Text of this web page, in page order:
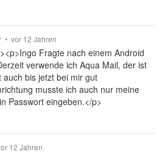
• vor 12 Jahren
Fragte nach einem Android
verwende ich Aqua Mail, der ist
bis jetzt bei mir gut
musste ich auch nur meine
Passwort eingeben.</p>
12 Jahren